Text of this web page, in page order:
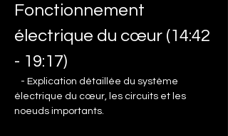
Fonctionnement
électrique du cœur (14:42
- 19:17)
- Explication détaillée du système
électrique du cœur, les circuits et les
noeuds importants.